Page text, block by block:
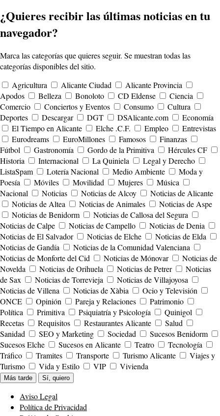
¿Quieres recibir las últimas noticias en tu
navegador?
Marca las categorías que quieres seguir. Se muestran todas las
categorías disponibles del sitio.
Agricultura
Alicante Ciudad
Alicante Provincia
Apodos
Belleza Bonoloto CD Eldense
Ciencia
Comercio
Conciertos y Eventos Consumo
Cultura
Deportes
Descargar DGT DSAlicante.com
Economía
El Tiempo en Alicante
Elche .C.F. Empleo
Entrevistas
Eurodreams
EuroMillones Famosos
Finanzas
Fútbol
Gastronomía Gordo de la Primitiva
Hércules CF
Historia
Internacional La Quiniela
Legal y Derecho
ListaSpam
Lotería Nacional Medio Ambiente
Moda y
Poesía
Móviles Movilidad Mujeres
Música
Nacional
Noticias Noticias de Alcoy
Noticias de Alicante
Noticias de Altea
Noticias de Animales
Noticias de Aspe
Noticias de Benidorm
Noticias de Callosa del Segura
Noticias de Calpe
Noticias de Campello
Noticias de Denia
Noticias de El Salvador
Noticias de Elche
Noticias de Elda
Noticias de Gandía
Noticias de la Comunidad Valenciana
Noticias de Monforte del Cid
Noticias de Mónovar
Noticias de
Novelda
Noticias de Orihuela Noticias de Petrer
Noticias
de Sax
Noticias de Torrevieja
Noticias de Villajoyosa
Noticias de Villena
Noticias de Xàbia
Ocio y Televisión
ONCE
Opinión Pareja y Relaciones
Patrimonio
Política
Primitiva Psiquiatría y Psicología
Quinigol
Recetas
Requisitos Restaurantes Alicante
Salud
Sanidad
SEO y Marketing Sociedad
Sucesos Benidorm
Sucesos Elche
Sucesos en Alicante Teatro
Tecnología
Tráfico
Tramites Transporte Turismo Alicante
Viajes y
Turismo
Vida y Estilo VIP Vivienda
Más tarde Sí, quiero
Aviso Legal
Política de Privacidad